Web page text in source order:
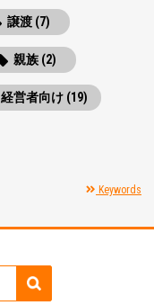
譲渡 (7)
親族 (2)
経営者向け (19)
Keywords